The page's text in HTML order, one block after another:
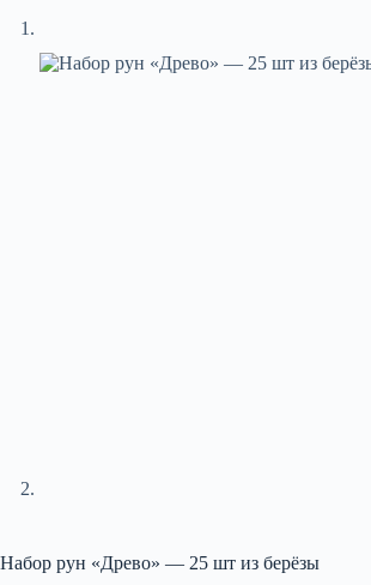
Набор рун «Древо» — 25 шт из берёзы